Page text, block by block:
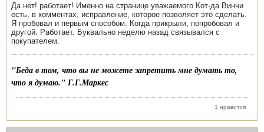
Да нет! работает! Именно на странице уважаемого Кот-да Винчи
есть, в комментах, исправление, которое позволяет это сделать.
Я пробовал и первым способом. Когда прикрыли, попробовал и
другой. Работает. Буквально неделю назад связывался с
покупателем.
"Беда в том, что вы не можете запретить мне думать то,
что я думаю." Г.Г.Маркес
1 нравится